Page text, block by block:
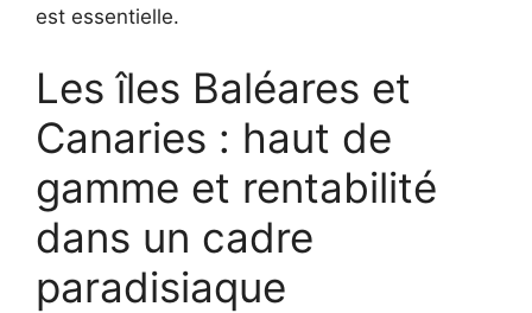
est essentielle.
Les îles Baléares et
Canaries : haut de
gamme et rentabilité
dans un cadre
paradisiaque